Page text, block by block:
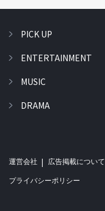
PICK UP
ENTERTAINMENT
MUSIC
DRAMA
運営会社 広告掲載について
プライバシーポリシー